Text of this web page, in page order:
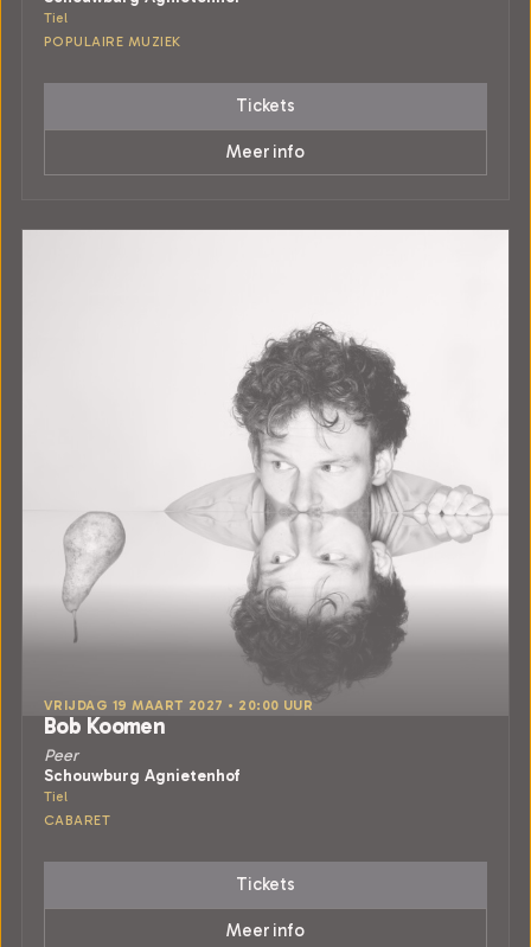
Tiel
POPULAIRE MUZIEK
Tickets
Meer info
VRIJDAG 19 MAART 2027 • 20:00 UUR
Bob Koomen
Peer
Schouwburg Agnietenhof
Tiel
CABARET
Tickets
Meer info